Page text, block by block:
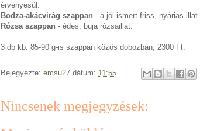
érvényesül.
Bodza-akácvirág szappan - a jól ismert friss, nyárias illat.
Rózsa szappan - édes, buja rózsaillat.
3 db kb. 85-90 g-is szappan közös dobozban, 2300 Ft.
Bejegyezte: ercsu27 dátum: 11:55
Nincsenek megjegyzések: